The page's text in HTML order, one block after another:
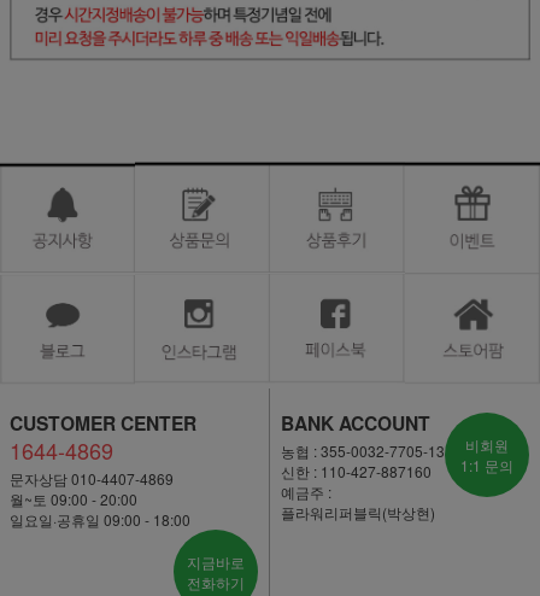
CUSTOMER CENTER
1644-4869
문자상담 010-4407-4869
월~토 09:00 - 20:00
일요일·공휴일 09:00 - 18:00
지금바로
전화하기
BANK ACCOUNT
농협 : 355-0032-7705-13
신한 : 110-427-887160
예금주 :
플라워리퍼블릭(박상현)
비회원
1:1 문의